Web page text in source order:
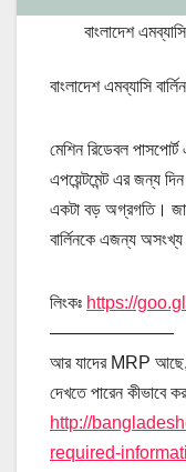
বাংলাদেশ
বাংলাদেশ এমব্যাসি
মেশিন রিডেবল
এপয়েন্টমেন্ট এর জন্য
একটা বড় অগ্রগতি।
বার্লিনকে এজন্য
লিংকঃ https://
———————
আর যাদের MRP
দেখতে পারেন কীভাবে
http://
required-